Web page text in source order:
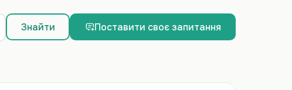
Знайти Поставити своє запитання